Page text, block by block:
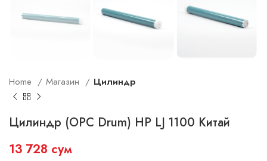
Home Магазин Цилиндр
Цилиндр (OPC Drum) HP LJ 1100 Китай
13 728 сум